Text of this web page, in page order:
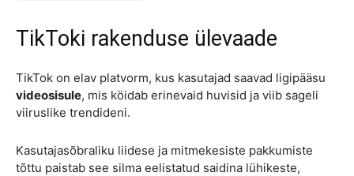
TikToki rakenduse ülevaade
TikTok on elav platvorm, kus kasutajad saavad ligipääsu
videosisule, mis köidab erinevaid huvisid ja viib sageli
viiruslike trendideni.
Kasutajasõbraliku liidese ja mitmekesiste pakkumiste
tõttu paistab see silma eelistatud saidina lühikeste,